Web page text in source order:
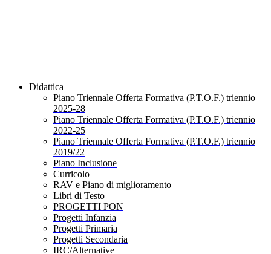
Didattica
Piano Triennale Offerta Formativa (P.T.O.F.) triennio
2025-28
Piano Triennale Offerta Formativa (P.T.O.F.) triennio
2022-25
Piano Triennale Offerta Formativa (P.T.O.F.) triennio
2019/22
Piano Inclusione
Curricolo
RAV e Piano di miglioramento
Libri di Testo
PROGETTI PON
Progetti Infanzia
Progetti Primaria
Progetti Secondaria
IRC/Alternative